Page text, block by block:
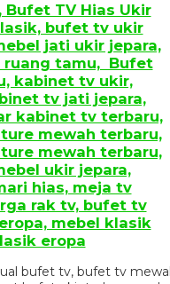
Bufet TV Hias Ukir
bufet tv ukir
jati ukir jepara,
tamu, Bufet
kabinet tv ukir,
tv jati jepara,
kabinet tv terbaru,
mewah terbaru,
mewah terbaru,
ukir jepara,
hias, meja tv
rak tv, bufet tv
mebel klasik
eropa